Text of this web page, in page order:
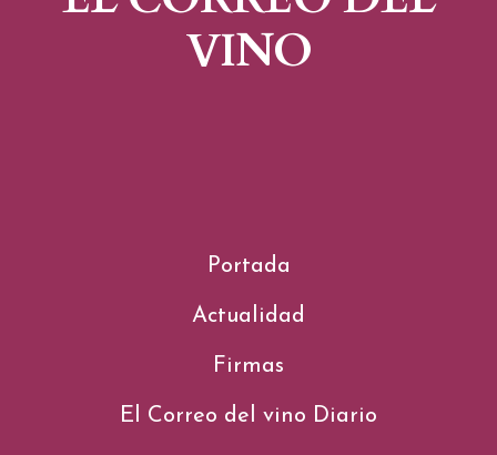
VINO
Portada
Actualidad
Firmas
El Correo del vino Diario